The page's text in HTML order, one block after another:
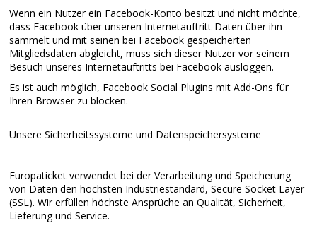
Wenn ein Nutzer ein Facebook-Konto besitzt und nicht möchte,
dass Facebook über unseren Internetauftritt Daten über ihn
sammelt und mit seinen bei Facebook gespeicherten
Mitgliedsdaten abgleicht, muss sich dieser Nutzer vor seinem
Besuch unseres Internetauftritts bei Facebook ausloggen.
Es ist auch möglich, Facebook Social Plugins mit Add-Ons für
Ihren Browser zu blocken.
Unsere Sicherheitssysteme und Datenspeichersysteme
Europaticket verwendet bei der Verarbeitung und Speicherung
von Daten den höchsten Industriestandard, Secure Socket Layer
(SSL). Wir erfüllen höchste Ansprüche an Qualität, Sicherheit,
Lieferung und Service.